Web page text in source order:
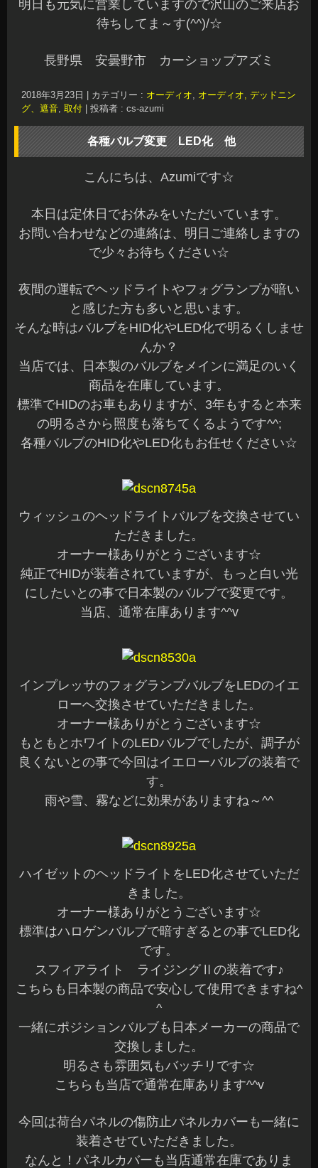
明日も元気に営業していますので沢山のご来店お
待ちしてま～す(^^)/☆
長野県 安曇野市 カーショップアズミ
2018年3月23日 カテゴリー : オーディオ, オーディオ, デッドニン
グ、遮音, 取付 投稿者 : cs-azumi
各種バルブ変更 LED化 他
こんにちは、Azumiです☆
本日は定休日でお休みをいただいています。
お問い合わせなどの連絡は、明日ご連絡しますの
で少々お待ちください☆
夜間の運転でヘッドライトやフォグランプが暗い
と感じた方も多いと思います。
そんな時はバルブをHID化やLED化で明るくしませ
んか？
当店では、日本製のバルブをメインに満足のいく
商品を在庫しています。
標準でHIDのお車もありますが、3年もすると本来
の明るさから照度も落ちてくるようです^^;
各種バルブのHID化やLED化もお任せください☆
ウィッシュのヘッドライトバルブを交換させてい
ただきました。
オーナー様ありがとうございます☆
純正でHIDが装着されていますが、もっと白い光
にしたいとの事で日本製のバルブで変更です。
当店、通常在庫あります^^v
インプレッサのフォグランプバルブをLEDのイエ
ローへ交換させていただきました。
オーナー様ありがとうございます☆
もともとホワイトのLEDバルブでしたが、調子が
良くないとの事で今回はイエローバルブの装着で
す。
雨や雪、霧などに効果がありますね～^^
ハイゼットのヘッドライトをLED化させていただ
きました。
オーナー様ありがとうございます☆
標準はハロゲンバルブで暗すぎるとの事でLED化
です。
スフィアライト ライジングⅡの装着です♪
こちらも日本製の商品で安心して使用できますね^
^
一緒にポジションバルブも日本メーカーの商品で
交換しました。
明るさも雰囲気もバッチリです☆
こちらも当店で通常在庫あります^^v
今回は荷台パネルの傷防止パネルカバーも一緒に
装着させていただきました。
なんと！パネルカバーも当店通常在庫でありま